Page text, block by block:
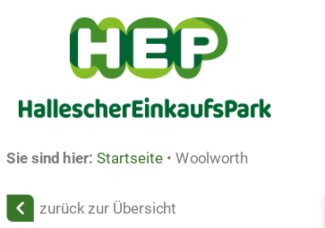
Sie sind hier: Startseite • Woolworth
zurück zur Übersicht